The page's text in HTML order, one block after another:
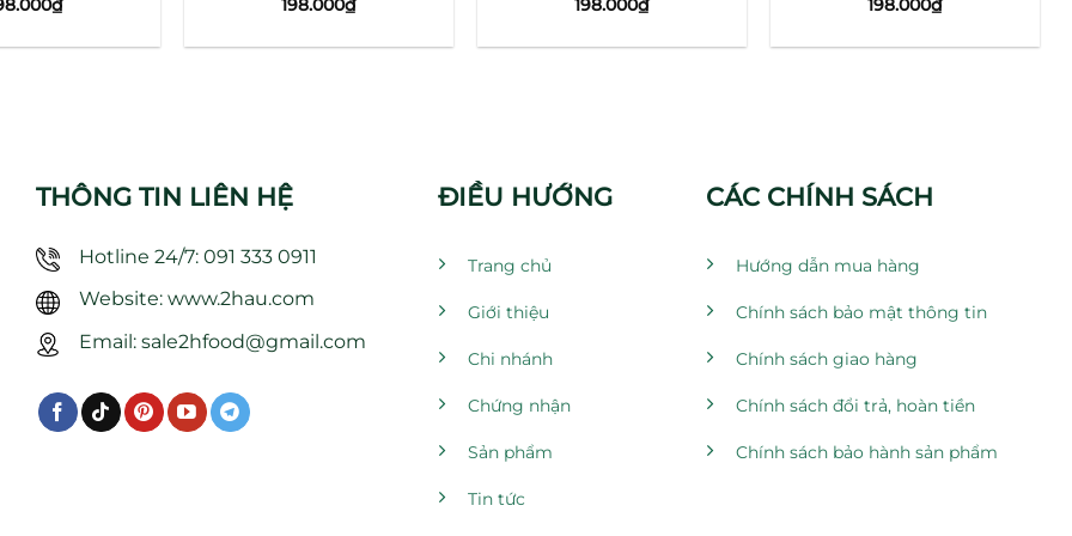
₫ 198.000₫ 198.000₫ 198.000₫
THÔNG TIN LIÊN HỆ
Hotline 24/7: 091 333 0911
Website: www.2hau.com
Email: sale2hfood@gmail.com
ĐIỀU HƯỚNG
Trang chủ
Giới thiệu
Chi nhánh
Chứng nhận
Sản phẩm
Tin tức
CÁC CHÍNH SÁCH
Hướng dẫn mua hàng
Chính sách bảo mật thông tin
Chính sách giao hàng
Chính sách đổi trả, hoàn tiền
Chính sách bảo hành sản phẩm